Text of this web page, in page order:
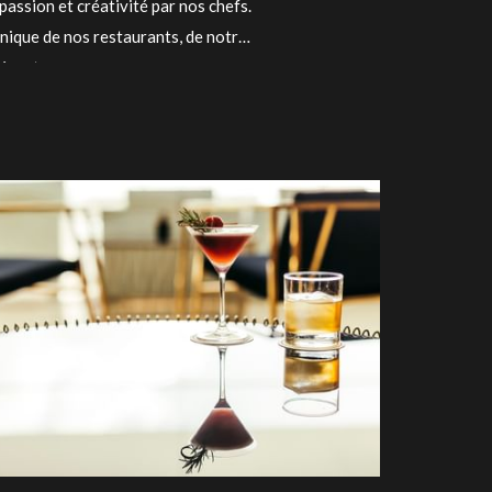
et créativité par nos chefs.
de nos restaurants, de notre